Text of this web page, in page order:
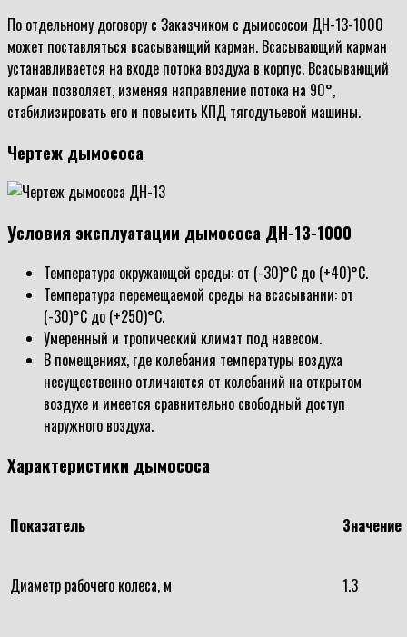
По отдельному договору с Заказчиком с дымососом ДН-13-1000
может поставляться всасывающий карман. Всасывающий карман
устанавливается на входе потока воздуха в корпус. Всасывающий
карман позволяет, изменяя направление потока на 90°,
стабилизировать его и повысить КПД тягодутьевой машины.
Чертеж дымососа
Условия эксплуатации дымососа ДН-13-1000
Температура окружающей среды: от (-30)°С до (+40)°С.
Температура перемещаемой среды на всасывании: от
(-30)°С до (+250)°С.
Умеренный и тропический климат под навесом.
В помещениях, где колебания температуры воздуха
несущественно отличаются от колебаний на открытом
воздухе и имеется сравнительно свободный доступ
наружного воздуха.
Характеристики дымососа
Показатель Значение
Диаметр рабочего колеса, м 1.3